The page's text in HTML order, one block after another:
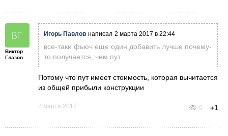
Виктор
Глазов
Игорь Павлов написал 2 марта 2017 в 22:44
все-таки фьюч еще один добавить лучше почему-
то получается, чем пут
Потому что пут имеет стоимость, которая вычитается
из общей прибыли конструкции
2 марта 2017 0 +1